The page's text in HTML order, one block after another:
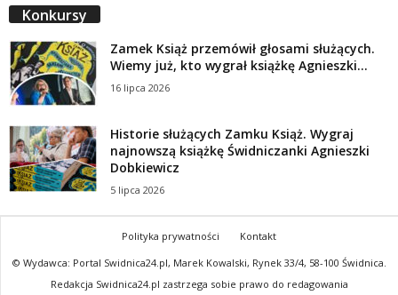
Konkursy
Zamek Książ przemówił głosami służących.
Wiemy już, kto wygrał książkę Agnieszki...
16 lipca 2026
Historie służących Zamku Książ. Wygraj
najnowszą książkę Świdniczanki Agnieszki
Dobkiewicz
5 lipca 2026
Polityka prywatności
Kontakt
© Wydawca: Portal Swidnica24.pl, Marek Kowalski, Rynek 33/4, 58-100 Świdnica.
Redakcja Swidnica24.pl zastrzega sobie prawo do redagowania